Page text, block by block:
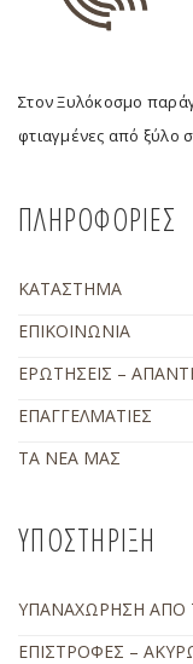
Στον Ξυλόκοσμο
φτιαγμένες από ξύλο
ΠΛΗΡΟΦΟΡΙΕΣ
ΚΑΤΑΣΤΗΜΑ
ΕΠΙΚΟΙΝΩΝΙΑ
ΕΡΩΤΗΣΕΙΣ –
ΕΠΑΓΓΕΛΜΑΤΙΕΣ
ΤΑ ΝΕΑ ΜΑΣ
ΥΠΟΣΤΗΡΙΞΗ
ΥΠΑΝΑΧΩΡΗΣΗ ΑΠΟ
ΕΠΙΣΤΡΟΦΕΣ –